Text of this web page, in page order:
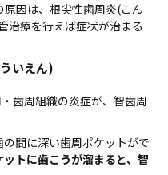
因は、根尖性歯周炎(こん
治療を行えば症状が治まる
いえん)
歯周組織の炎症が、智歯周
間に深い歯周ポケットがで
ットに歯こうが溜まると、智